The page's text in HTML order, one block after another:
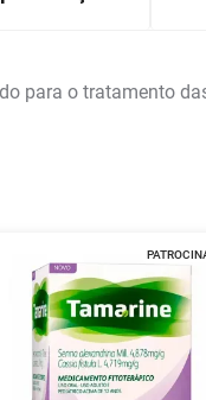
para o tratamento